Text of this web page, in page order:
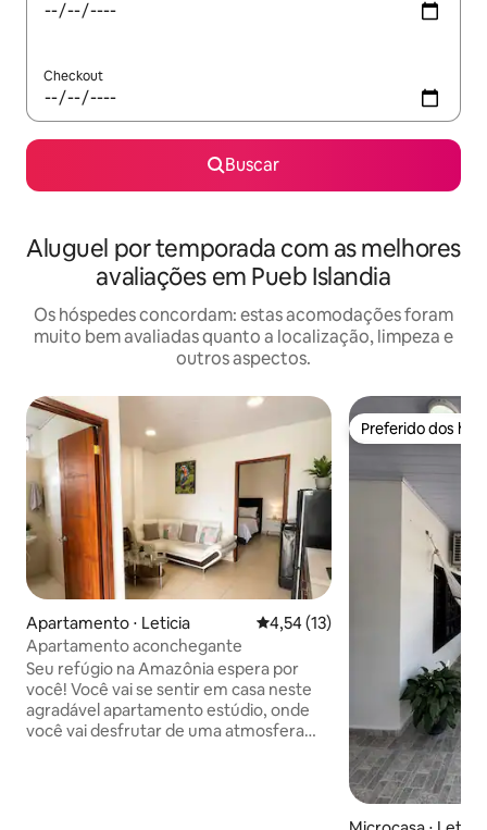
Checkout
Buscar
Aluguel por temporada com as melhores
avaliações em Pueb Islandia
Os hóspedes concordam: estas acomodações foram
muito bem avaliadas quanto a localização, limpeza e
outros aspectos.
Apartamento ⋅ Leticia 4,54 de uma avaliação média
4,54 (13)
Apartamento aconchegante
Seu refúgio na Amazônia espera por
você! Você vai se sentir em casa neste
agradável apartamento estúdio, onde
você vai desfrutar de uma atmosfera
Preferido dos
Preferido dos